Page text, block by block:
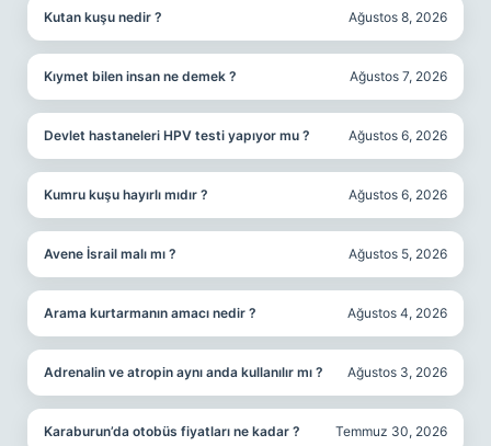
Kutan kuşu nedir ? Ağustos 8, 2026
Kıymet bilen insan ne demek ? Ağustos 7, 2026
Devlet hastaneleri HPV testi yapıyor mu ? Ağustos 6, 2026
Kumru kuşu hayırlı mıdır ? Ağustos 6, 2026
Avene İsrail malı mı ? Ağustos 5, 2026
Arama kurtarmanın amacı nedir ? Ağustos 4, 2026
Adrenalin ve atropin aynı anda kullanılır mı ? Ağustos 3, 2026
Karaburun’da otobüs fiyatları ne kadar ? Temmuz 30, 2026